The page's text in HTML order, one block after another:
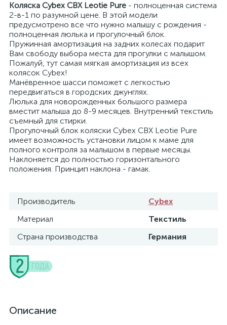
Коляска Cybex CBX Leotie Pure - полноценная система
2-в-1 по разумной цене. В этой модели
предусмотрено все что нужно малышу с рождения -
полноценная люлька и прогулочный блок.
Пружинная амортизация на задних колесах подарит
Вам свободу выбора места для прогулки с малышом.
Пожалуй, тут самая мягкая амортизация из всех
колясок Cybex!
Манёвренное шасси поможет с легкостью
передвигаться в городских джунглях.
Люлька для новорожденных большого размера
вместит малыша до 8-9 месяцев. Внутренний текстиль
съемный для стирки.
Прогулочный блок коляски Cybex CBX Leotie Pure
имеет возможность установки лицом к маме для
полного контроля за малышом в первые месяцы.
Наклоняется до полностью горизонтального
положения. Принцип наклона - гамак.
Производитель
Cybex
Материал
Текстиль
Страна производства
Германия
Описание